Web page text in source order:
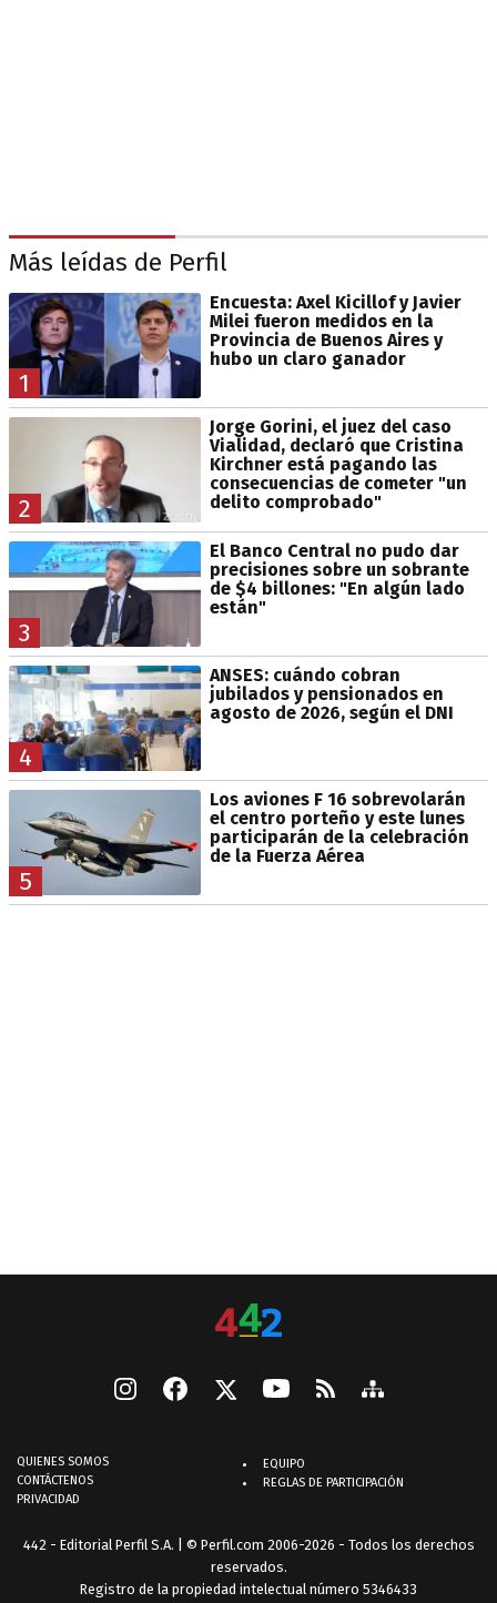
Más leídas de Perfil
1
Encuesta: Axel Kicillof y Javier
Milei fueron medidos en la
Provincia de Buenos Aires y
hubo un claro ganador
2
Jorge Gorini, el juez del caso
Vialidad, declaró que Cristina
Kirchner está pagando las
consecuencias de cometer "un
delito comprobado"
3
El Banco Central no pudo dar
precisiones sobre un sobrante
de $4 billones: "En algún lado
están"
4
ANSES: cuándo cobran
jubilados y pensionados en
agosto de 2026, según el DNI
5
Los aviones F 16 sobrevolarán
el centro porteño y este lunes
participarán de la celebración
de la Fuerza Aérea
QUIENES SOMOS
CONTÁCTENOS
PRIVACIDAD
EQUIPO
REGLAS DE PARTICIPACIÓN
442 - Editorial Perfil S.A. | © Perfil.com 2006-2026 - Todos los derechos
reservados.
Registro de la propiedad intelectual número 5346433